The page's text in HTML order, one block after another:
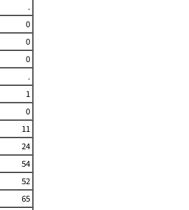
.
0
0
0
.
1
0
11
24
54
52
65